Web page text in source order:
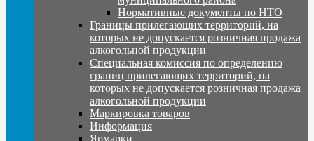
Нормативные документы по НТО
Границы прилегающих территорий, на
которых не допускается розничная продажа
алкогольной продукции
Специальная комиссия по определению
границ прилегающих территорий, на
которых не допускается розничная продажа
алкогольной продукции
Маркировка товаров
Информация
Ярмарки